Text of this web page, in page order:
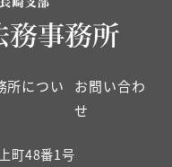
所につい
お問い合わ
せ
町48番1号